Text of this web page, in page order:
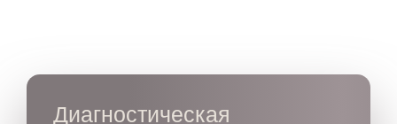
Диагностическая